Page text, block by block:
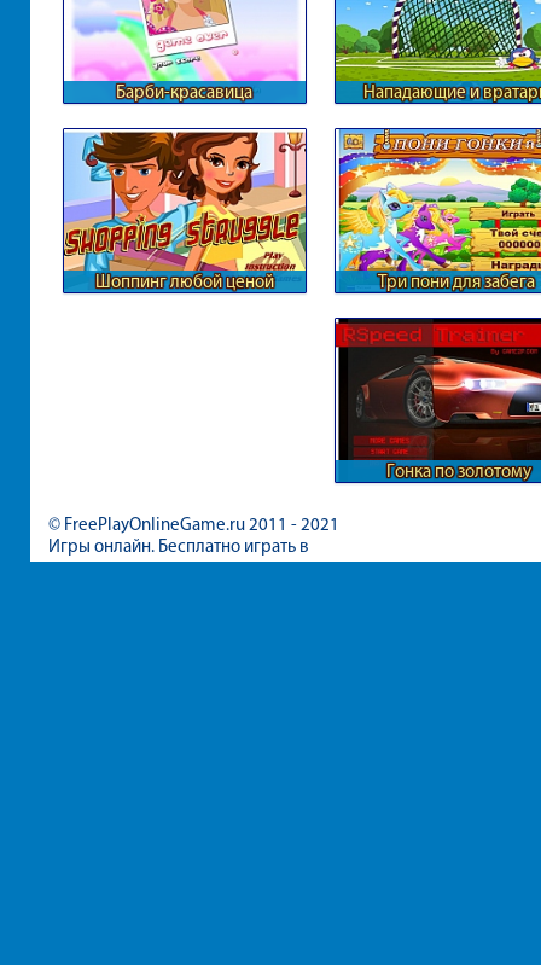
Барби-красавица Нападающие и
Шоппинг любой ценой Три пони для забега
Гонка по золотому
© FreePlayOnlineGame.ru 2011 - 2021
Игры онлайн. Бесплатно играть в
игры для девочек и мальчиков